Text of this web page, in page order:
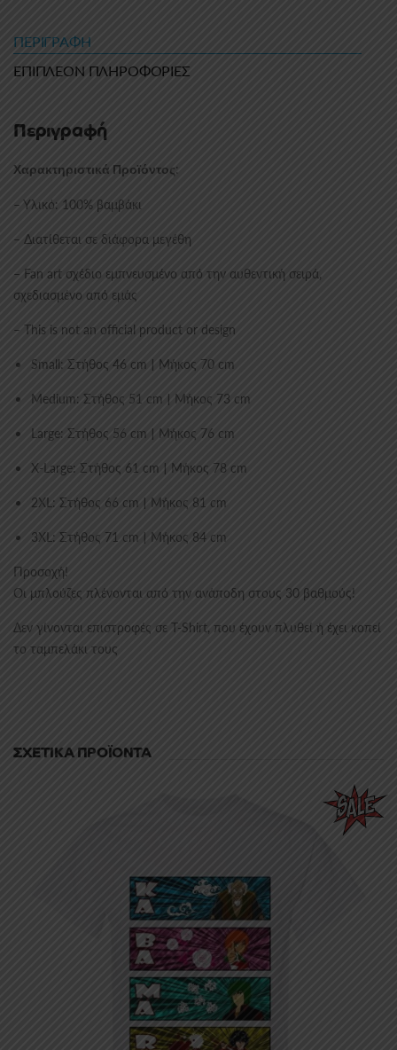
ΠΕΡΙΓΡΑΦΉ
ΕΠΙΠΛΈΟΝ ΠΛΗΡΟΦΟΡΊΕΣ
Περιγραφή
Χαρακτηριστικά Προϊόντος:
– Υλικό: 100% βαμβάκι
– Διατίθεται σε διάφορα μεγέθη
– Fan art σχέδιο εμπνευσμένο από την αυθεντική σειρά,
σχεδιασμένο από εμάς
– This is not an official product or design
Small: Στήθος 46 cm | Μήκος 70 cm
Medium: Στήθος 51 cm | Μήκος 73 cm
Large: Στήθος 56 cm | Μήκος 76 cm
X-Large: Στήθος 61 cm | Μήκος 78 cm
2XL: Στήθος 66 cm | Μήκος 81 cm
3XL: Στήθος 71 cm | Μήκος 84 cm
Προσοχή!
Οι μπλούζες πλένονται από την ανάποδη στους 30 βαθμούς!
Δεν γίνονται επιστροφές σε T-Shirt, που έχουν πλυθεί ή έχει κοπεί
το ταμπελάκι τους
ΣΧΕΤΙΚΆ ΠΡΟΪΌΝΤΑ